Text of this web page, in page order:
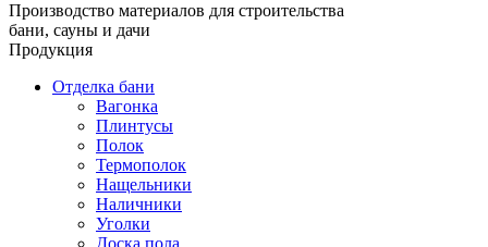
Производство материалов для строительства
бани, сауны и дачи
Продукция
Отделка бани
Вагонка
Плинтусы
Полок
Термополок
Нащельники
Наличники
Уголки